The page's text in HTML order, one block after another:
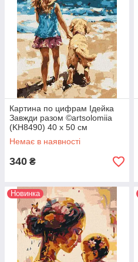
Картина по цифрам Ідейка
Завжди разом ©artsolomiia
(KH8490) 40 х 50 см
Немає в наявності
340 ₴
Новинка